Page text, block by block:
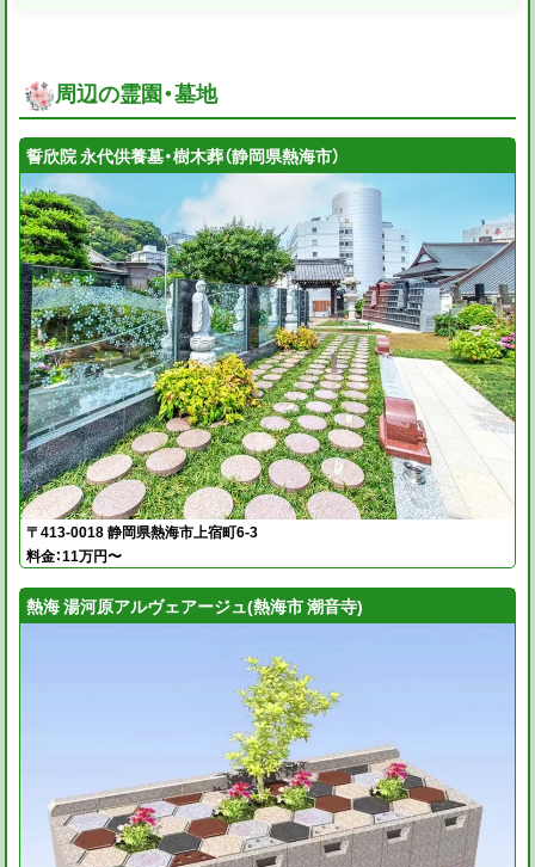
周辺の霊園・墓地
誓欣院 永代供養墓・樹木葬（静岡県熱海市）
〒413-0018 静岡県熱海市上宿町6-3
料金：11万円〜
熱海 湯河原アルヴェアージュ(熱海市 潮音寺)